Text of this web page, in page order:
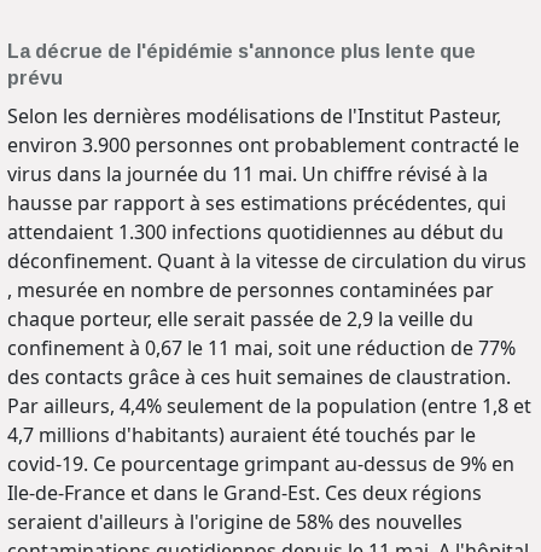
La décrue de l'épidémie s'annonce plus lente que
prévu
Selon les dernières modélisations de l'Institut Pasteur,
environ 3.900 personnes ont probablement contracté le
virus dans la journée du 11 mai. Un chiffre révisé à la
hausse par rapport à ses estimations précédentes, qui
attendaient 1.300 infections quotidiennes au début du
déconfinement. Quant à la vitesse de circulation du virus
, mesurée en nombre de personnes contaminées par
chaque porteur, elle serait passée de 2,9 la veille du
confinement à 0,67 le 11 mai, soit une réduction de 77%
des contacts grâce à ces huit semaines de claustration.
Par ailleurs, 4,4% seulement de la population (entre 1,8 et
4,7 millions d'habitants) auraient été touchés par le
covid-19. Ce pourcentage grimpant au-dessus de 9% en
Ile-de-France et dans le Grand-Est. Ces deux régions
seraient d'ailleurs à l'origine de 58% des nouvelles